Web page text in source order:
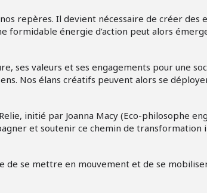
repères. Il devient nécessaire de créer des
formidable énergie d’action peut alors
ses valeurs et ses engagements pour une
Nos élans créatifs peuvent alors se
initié par Joanna Macy (Eco-philosophe
et soutenir ce chemin de transformation
se mettre en mouvement et de se